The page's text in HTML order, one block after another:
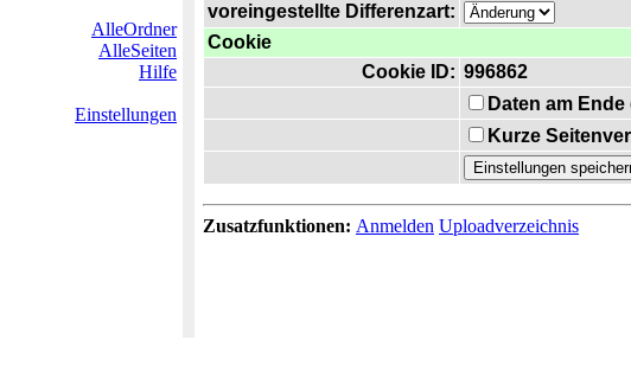
AlleOrdner
AlleSeiten
Hilfe
Einstellungen
voreingestellte Differenzart:
Cookie
Cookie ID: 996862
Daten am
Kurze
Zusatzfunktionen: Anmelden Uploadverzeichnis